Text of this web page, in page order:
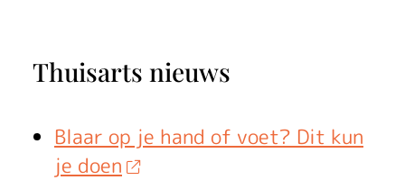
Thuisarts nieuws
Blaar op je hand of voet? Dit kun
je doen